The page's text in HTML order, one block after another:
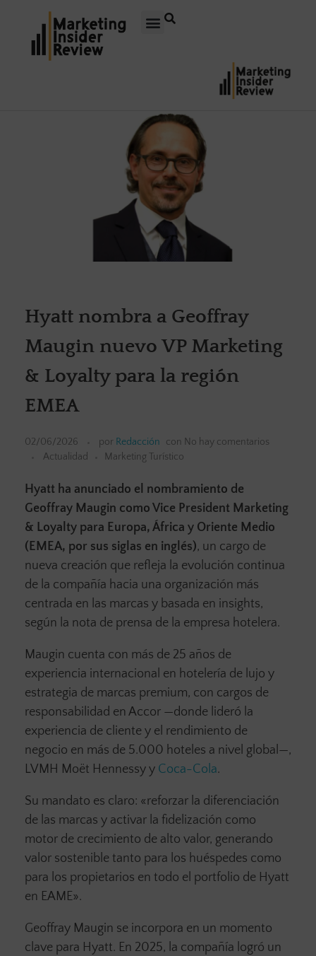
Hyatt nombra a Geoffray
Maugin nuevo VP Marketing
& Loyalty para la región
EMEA
02/06/2026 por Redacción con No hay comentarios
Actualidad
Marketing Turístico
Hyatt ha anunciado el nombramiento de
Geoffray Maugin como Vice President Marketing
& Loyalty para Europa, África y Oriente Medio
(EMEA, por sus siglas en inglés), un cargo de
nueva creación que refleja la evolución continua
de la compañía hacia una organización más
centrada en las marcas y basada en insights,
según la nota de prensa de la empresa hotelera.
Maugin cuenta con más de 25 años de
experiencia internacional en hotelería de lujo y
estrategia de marcas premium, con cargos de
responsabilidad en Accor —donde lideró la
experiencia de cliente y el rendimiento de
negocio en más de 5.000 hoteles a nivel global—,
LVMH Moët Hennessy y Coca-Cola.
Su mandato es claro: «reforzar la diferenciación
de las marcas y activar la fidelización como
motor de crecimiento de alto valor, generando
valor sostenible tanto para los huéspedes como
para los propietarios en todo el portfolio de Hyatt
en EAME».
Geoffray Maugin se incorpora en un momento
clave para Hyatt. En 2025, la compañía logró un